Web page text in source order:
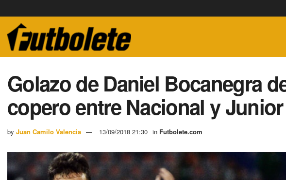
Golazo de Daniel Bocanegra
copero entre Nacional y Junior
by Juan Camilo Valencia 13/09/2018 21:30 in Futbolete.com